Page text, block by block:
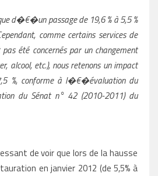
d�€�un passage de 19,6 % à 5,5 %
comme certains services de
été concernés par un changement
alcool, etc.), nous retenons un impact
%, conforme à l�€�évaluation du
du Sénat n° 42 (2010-2011) du
de voir que lors de la hausse
en janvier 2012 (de 5,5% à